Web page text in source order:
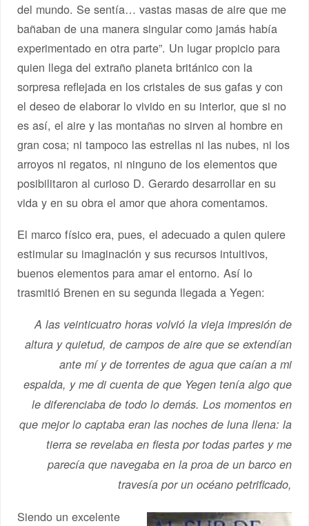
del mundo. Se sentía… vastas masas de aire que me
bañaban de una manera singular como jamás había
experimentado en otra parte”. Un lugar propicio para
quien llega del extraño planeta británico con la
sorpresa reflejada en los cristales de sus gafas y con
el deseo de elaborar lo vivido en su interior, que si no
es así, el aire y las montañas no sirven al hombre en
gran cosa; ni tampoco las estrellas ni las nubes, ni los
arroyos ni regatos, ni ninguno de los elementos que
posibilitaron al curioso D. Gerardo desarrollar en su
vida y en su obra el amor que ahora comentamos.
El marco físico era, pues, el adecuado a quien quiere
estimular su imaginación y sus recursos intuitivos,
buenos elementos para amar el entorno. Así lo
trasmitió Brenen en su segunda llegada a Yegen:
A las veinticuatro horas volvió la vieja impresión de
altura y quietud, de campos de aire que se extendían
ante mí y de torrentes de agua que caían a mi
espalda, y me di cuenta de que Yegen tenía algo que
le diferenciaba de todo lo demás. Los momentos en
que mejor lo captaba eran las noches de luna llena: la
tierra se revelaba en fiesta por todas partes y me
parecía que navegaba en la proa de un barco en
travesía por un océano petrificado,
Siendo un excelente